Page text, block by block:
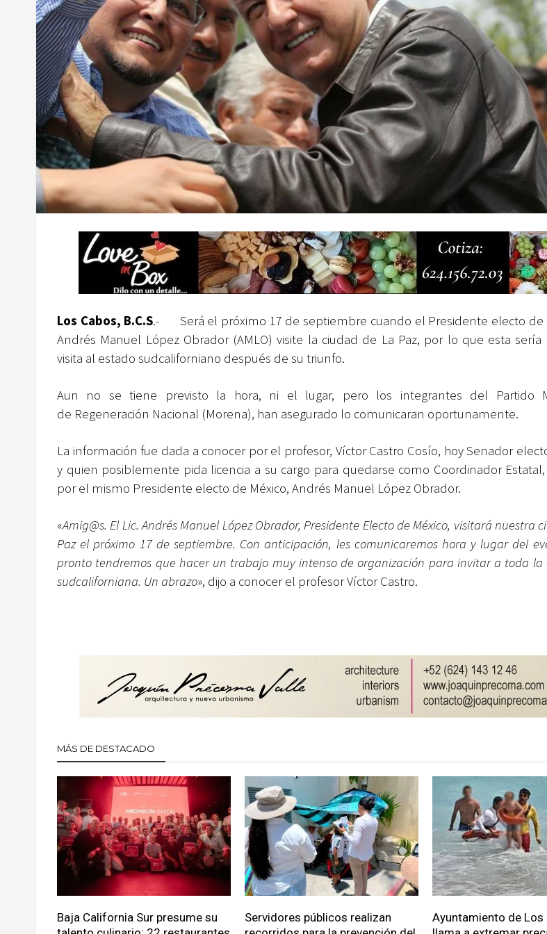
Los Cabos, B.C.S.- Será el próximo 17 de septiembre cuando el Presidente electo de
Andrés Manuel López Obrador (AMLO) visite la ciudad de La Paz, por lo que esta sería
visita al estado sudcaliforniano después de su triunfo.
Aun no se tiene previsto la hora, ni el lugar, pero los integrantes del Partido
de Regeneración Nacional (Morena), han asegurado lo comunicaran oportunamente.
La información fue dada a conocer por el profesor, Víctor Castro Cosío, hoy Senador
y quien posiblemente pida licencia a su cargo para quedarse como Coordinador
por el mismo Presidente electo de México, Andrés Manuel López Obrador.
«Amig@s. El Lic. Andrés Manuel López Obrador, Presidente Electo de México, visitará nuestra
Paz el próximo 17 de septiembre. Con anticipación, les comunicaremos hora y lugar del
pronto tendremos que hacer un trabajo muy intenso de organización para invitar a toda la
sudcaliforniana. Un abrazo», dijo a conocer el profesor Víctor Castro.
MÁS DE DESTACADO
Baja California Sur presume su
Servidores públicos realizan
Ayuntamiento de Los